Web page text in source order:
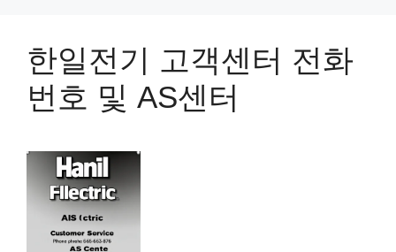
한일전기 고객센터 전화
번호 및 AS센터